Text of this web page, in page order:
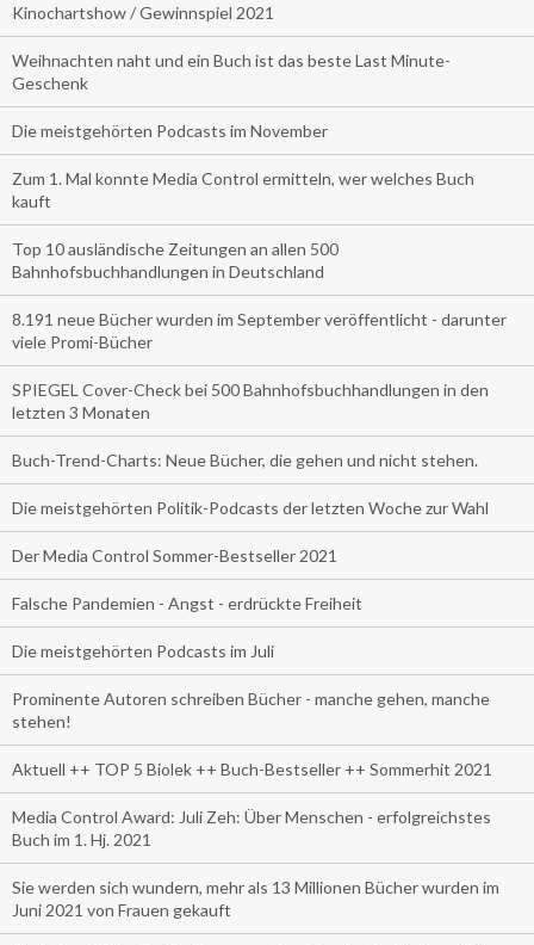
Kinochartshow / Gewinnspiel 2021
Weihnachten naht und ein Buch ist das beste Last Minute-
Geschenk
Die meistgehörten Podcasts im November
Zum 1. Mal konnte Media Control ermitteln, wer welches Buch
kauft
Top 10 ausländische Zeitungen an allen 500
Bahnhofsbuchhandlungen in Deutschland
8.191 neue Bücher wurden im September veröffentlicht - darunter
viele Promi-Bücher
SPIEGEL Cover-Check bei 500 Bahnhofsbuchhandlungen in den
letzten 3 Monaten
Buch-Trend-Charts: Neue Bücher, die gehen und nicht stehen.
Die meistgehörten Politik-Podcasts der letzten Woche zur Wahl
Der Media Control Sommer-Bestseller 2021
Falsche Pandemien - Angst - erdrückte Freiheit
Die meistgehörten Podcasts im Juli
Prominente Autoren schreiben Bücher - manche gehen, manche
stehen!
Aktuell ++ TOP 5 Biolek ++ Buch-Bestseller ++ Sommerhit 2021
Media Control Award: Juli Zeh: Über Menschen - erfolgreichstes
Buch im 1. Hj. 2021
Sie werden sich wundern, mehr als 13 Millionen Bücher wurden im
Juni 2021 von Frauen gekauft